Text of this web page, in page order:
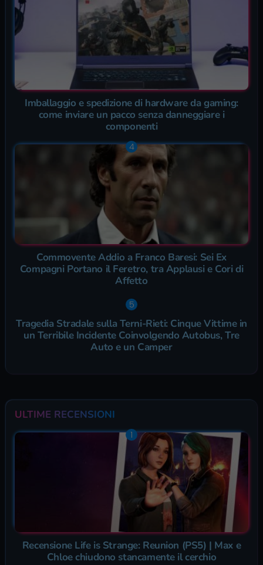
Imballaggio e spedizione di hardware da gaming:
come inviare un pacco senza danneggiare i
componenti
Commovente Addio a Franco Baresi: Sei Ex
Compagni Portano il Feretro, tra Applausi e Cori di
Affetto
Tragedia Stradale sulla Terni-Rieti: Cinque Vittime in
un Terribile Incidente Coinvolgendo Autobus, Tre
Auto e un Camper
ULTIME RECENSIONI
Recensione Life is Strange: Reunion (PS5) | Max e
Chloe chiudono stancamente il cerchio